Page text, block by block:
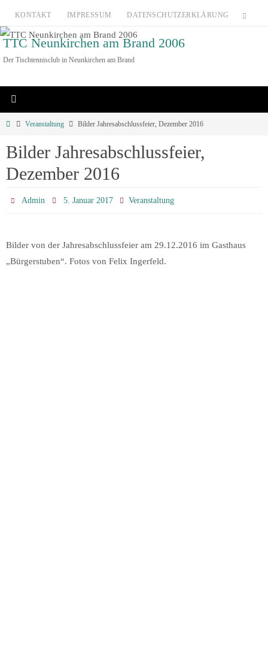
Zum
Inhalt
springen
KONTAKT IMPRESSUM DATENSCHUTZERKLÄRUNG
TTC Neunkirchen am Brand 2006
Der Tischtennisclub in Neunkirchen am Brand
HomeVeranstaltung Bilder Jahresabschlussfeier, Dezember 2016
Bilder Jahresabschlussfeier,
Dezember 2016
Admin 5. Januar 2017 Veranstaltung
Bilder von der Jahresabschlussfeier am 29.12.2016 im Gasthaus
„Bürgerstuben“. Fotos von Felix Ingerfeld.